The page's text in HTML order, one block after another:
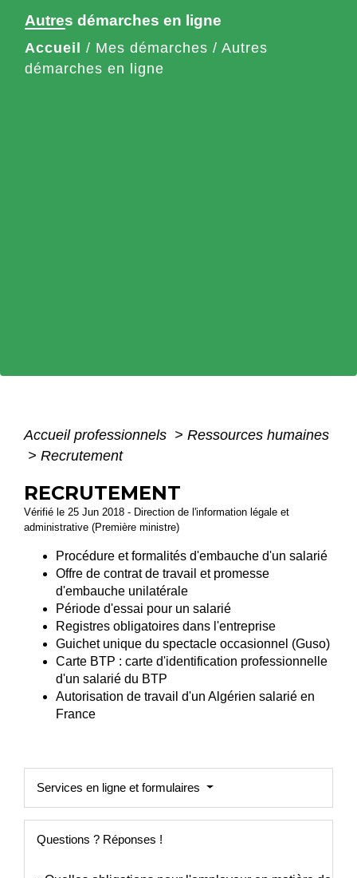
Autres démarches en ligne
Accueil / Mes démarches / Autres
démarches en ligne
Accueil professionnels > Ressources humaines
> Recrutement
RECRUTEMENT
Vérifié le 25 Jun 2018 - Direction de l'information légale et
administrative (Première ministre)
Procédure et formalités d'embauche d'un salarié
Offre de contrat de travail et promesse
d'embauche unilatérale
Période d'essai pour un salarié
Registres obligatoires dans l'entreprise
Guichet unique du spectacle occasionnel (Guso)
Carte BTP : carte d'identification professionnelle
d'un salarié du BTP
Autorisation de travail d'un Algérien salarié en
France
Services en ligne et formulaires
Questions ? Réponses !